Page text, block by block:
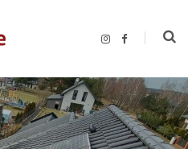
I
a
r
a
m
F
b
o
o
k